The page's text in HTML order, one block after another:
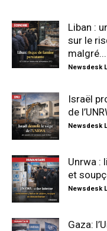
Liban :
sur le
malgré...
Newsdesk
Israël
de
Newsdesk
Unrwa :
et
Newsdesk
Gaza: